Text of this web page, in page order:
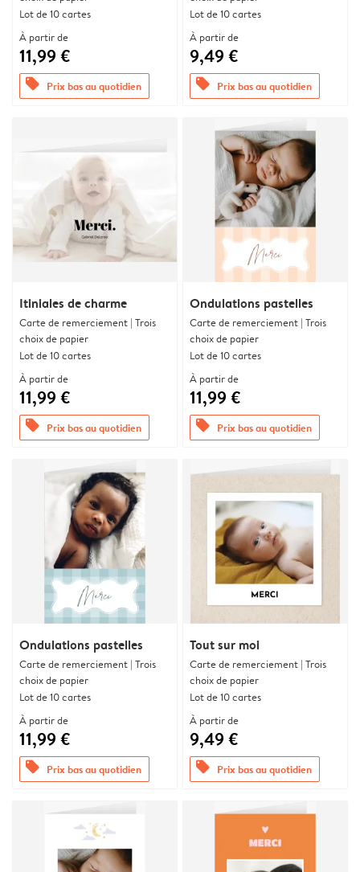
Lot de 10 cartes
À partir de
11,99 €
offers Prix bas au quotidien
Lot de 10 cartes
À partir de
9,49 €
offers Prix bas au quotidien
Itiniales de charme
Carte de remerciement | Trois
choix de papier
Lot de 10 cartes
À partir de
11,99 €
offers Prix bas au quotidien
Ondulations pastelles
Carte de remerciement | Trois
choix de papier
Lot de 10 cartes
À partir de
11,99 €
offers Prix bas au quotidien
Ondulations pastelles
Carte de remerciement | Trois
choix de papier
Lot de 10 cartes
À partir de
11,99 €
offers Prix bas au quotidien
Tout sur moi
Carte de remerciement | Trois
choix de papier
Lot de 10 cartes
À partir de
9,49 €
offers Prix bas au quotidien